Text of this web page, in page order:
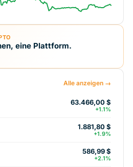
eine Plattform.
Alle anzeigen →
63.466,00 $
+1.1%
1.881,80 $
+1.9%
586,99 $
+2.1%